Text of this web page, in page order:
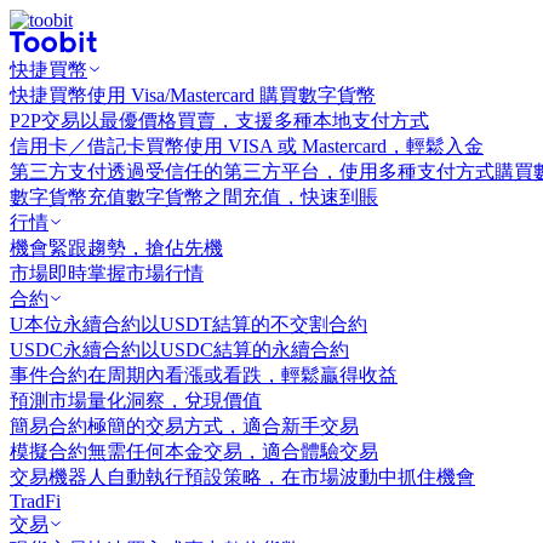
快捷買幣
快捷買幣使用 Visa/Mastercard 購買數字貨幣
P2P交易 以最優價格買賣，支援多種本地支付方式
信用卡／借記卡買幣使用 VISA 或 Mastercard，輕鬆入金
第三方支付透過受信任的第三方平台，使用多種支付方式購買
數字貨幣充值數字貨幣之間充值，快速到賬
行情
機會緊跟趨勢，搶佔先機
市場即時掌握市場行情
合約
U本位永續合約 以USDT結算的不交割合約
USDC永續合約 以USDC結算的永續合約
事件合約在周期內看漲或看跌，輕鬆贏得收益
預測市場量化洞察，兌現價值
簡易合約極簡的交易方式，適合新手交易
模擬合約無需任何本金交易，適合體驗交易
交易機器人 自動執行預設策略，在市場波動中抓住機會
TradFi
交易